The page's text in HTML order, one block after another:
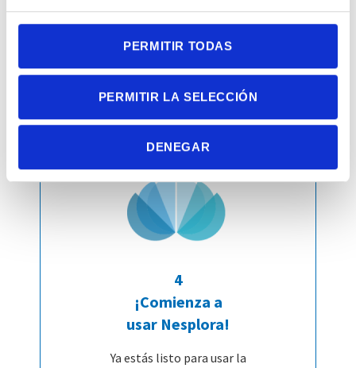
PERMITIR TODAS
PERMITIR LA SELECCIÓN
DENEGAR
Configura el Hardware con
nuestra ayuda post-venta
4
¡Comienza a
usar Nesplora!
Ya estás listo para usar la